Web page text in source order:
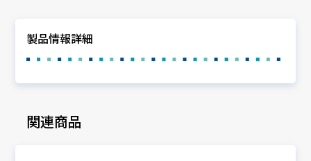
製品情報詳細
関連商品